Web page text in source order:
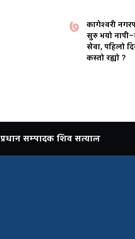
७
कागेश्वरी
सुरु भयो
सेवा, पहिलो
कस्तो रह्यो ?
प्रधान सम्पादक शिव सत्याल